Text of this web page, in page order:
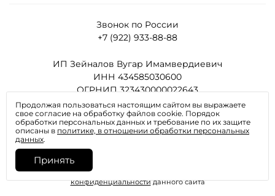
Звонок по России
+7 (922) 933-88-88
ИП Зейналов Вугар Имамвердиевич
ИНН 434585030600
ОГРНИП 323430000022643
Все права защищены
Отправляя любую форму на сайте, вы соглашаетесь с
конфиденциальностиданного сайта
Продолжая пользоваться настоящим сайтом вы выражаете
свое согласие на обработку файлов cookie. Порядок
обработки персональных данных и требование по их защите
описаны в политике, в отношении обработки персональных
данных.
Принять